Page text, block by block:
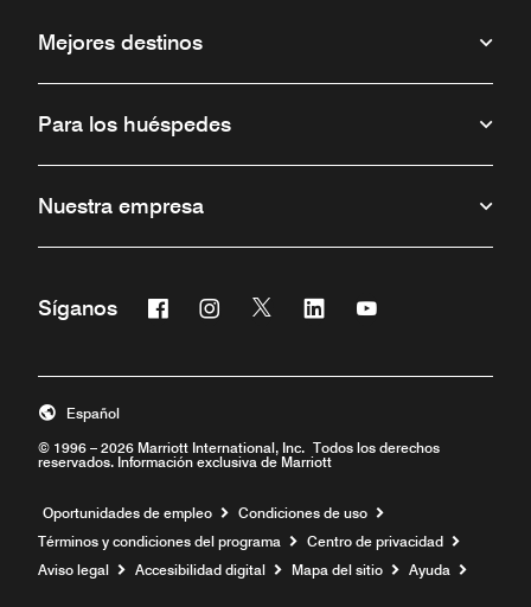
Mejores destinos
Para los huéspedes
Nuestra empresa
Síganos Facebook
Abre una ventana nueva
Instagram
Abre una ventana nueva
Twitter
Abre una ventana nueva
Linkedin
Abre una ventana nueva
Abre una ventana
© 1996 – 2026 Marriott International, Inc. Todos los derechos
reservados. Información exclusiva de Marriott
Español
Oportunidades de empleo Abre una ventana nueva
Condiciones de uso
Términos y condiciones del programa
Centro de privacidad
Aviso legal
Accesibilidad digital Mapa del sitio Ayuda